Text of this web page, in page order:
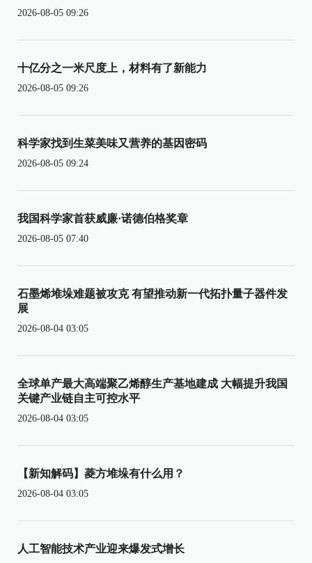
2026-08-05 09:26
十亿分之一米尺度上，材料有了新能力
2026-08-05 09:26
科学家找到生菜美味又营养的基因密码
2026-08-05 09:24
我国科学家首获威廉·诺德伯格奖章
2026-08-05 07:40
石墨烯堆垛难题被攻克 有望推动新一代拓扑量子器件发
展
2026-08-04 03:05
全球单产最大高端聚乙烯醇生产基地建成 大幅提升我国
关键产业链自主可控水平
2026-08-04 03:05
【新知解码】菱方堆垛有什么用？
2026-08-04 03:05
人工智能技术产业迎来爆发式增长